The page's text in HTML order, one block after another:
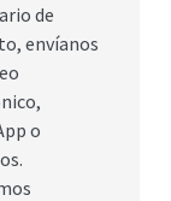
de
envíanos
o